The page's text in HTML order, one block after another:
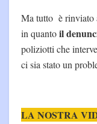
Ma tutto è rinviato
in quantoil
poliziotti che
ci sia stato un
LA NOSTRA